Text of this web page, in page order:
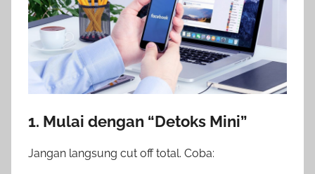
1. Mulai dengan “Detoks Mini”
Jangan langsung cut off total. Coba: